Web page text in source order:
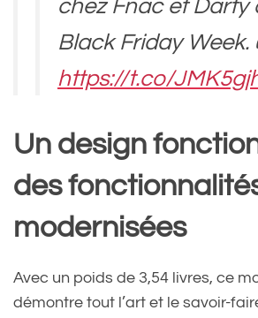
chez Fnac et Darty
Black Friday
https://t.co/
v
— Frandroid Bons
November 19, 2024
Un design
des
modernisées
Avec un poids de 3,54 livres, ce
démontre tout l’art et le savoir-